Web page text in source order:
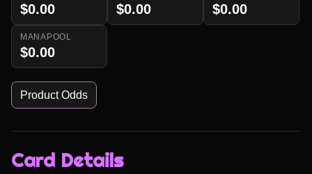
$0.00 $0.00 $0.00
MANAPOOL
$0.00
Product Odds
Card Details